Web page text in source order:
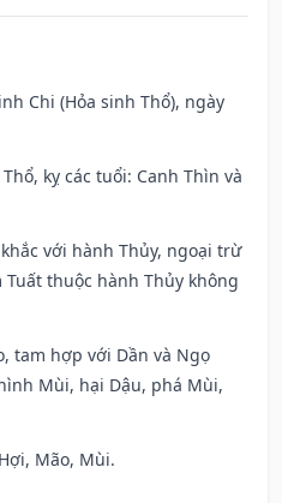
Chi (Hỏa sinh Thổ), ngày
kỵ các tuổi: Canh Thìn và
với hành Thủy, ngoại trừ
thuộc hành Thủy không
tam hợp với Dần và Ngọ
Mùi, hại Dậu, phá Mùi,
Mão, Mùi.